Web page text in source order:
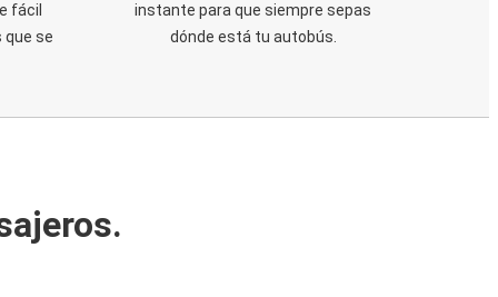
fácil
se
instante para que siempre sepas
dónde está tu autobús.